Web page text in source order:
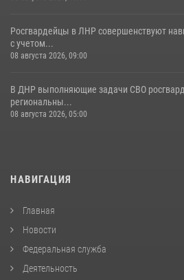
Росгвардейцы в ЛНР совершенствуют
с учетом...
08 августа 2026, 09:00
В ДНР выполняющие задачи СВО
региональны...
08 августа 2026, 05:00
НАВИГАЦИЯ
Главная
Новости
Федеральная служба
Деятельность